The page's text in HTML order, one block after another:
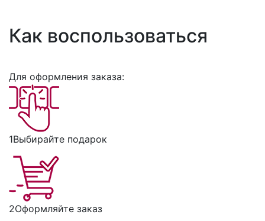
Как воспользоваться
Для оформления заказа:
1Выбирайте подарок
2Оформляйте заказ